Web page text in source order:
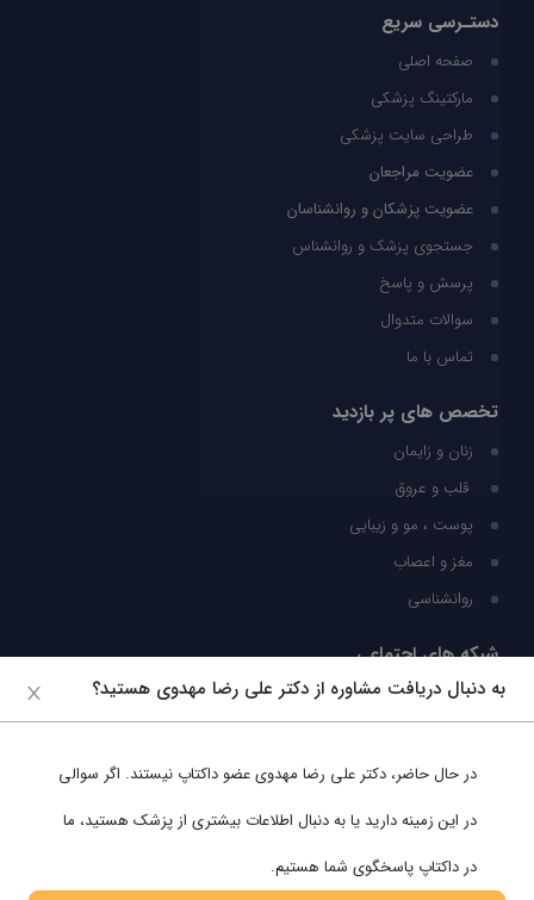
دستـرسی سریع
صفحه اصلی
مارکتینگ پزشکی
طراحی سایت پزشکی
عضویت مراجعان
عضویت پزشکان و روانشناسان
جستجوی پزشک و روانشناس
پرسش و پاسخ
سوالات متدوال
تماس با ما
تخصص های پر بازدید
زنان و زایمان
قلب و عروق
پوست ، مو و زیبایی
مغز و اعصاب
روانشناسی
شبکه های اجتماعی
ما را در شبکه های اجتماعی دنبال کنید
به دنبال دریافت مشاوره از دکتر علی رضا مهدوی هستید؟
در حال حاضر، دکتر علی رضا مهدویعضو داکتاپ نیستند. اگر سوالی
در این زمینه دارید یا به دنبال اطلاعات بیشتری از پزشک هستید، ما
در داکتاپ پاسخگوی شما هستیم.